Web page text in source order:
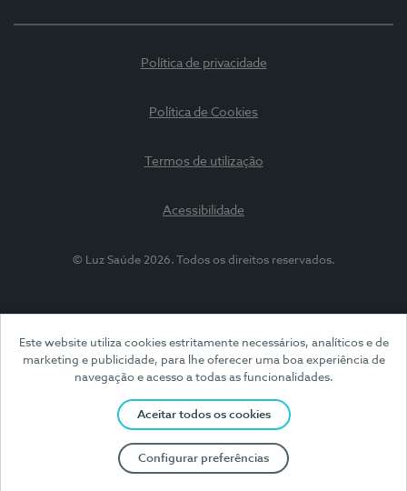
Este website utiliza cookies estritamente necessários, analíticos e de
marketing e publicidade, para lhe oferecer uma boa experiência de
navegação e acesso a todas as funcionalidades.
Aceitar todos os cookies
Configurar preferências
Política de privacidade
Política de Cookies
Termos de utilização
Acessibilidade
© Luz Saúde 2026. Todos os direitos reservados.